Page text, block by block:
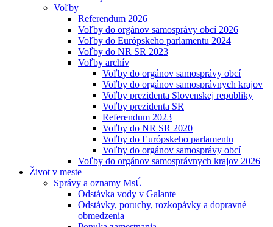
Voľby
Referendum 2026
Voľby do orgánov samosprávy obcí 2026
Voľby do Európskeho parlamentu 2024
Voľby do NR SR 2023
Voľby archív
Voľby do orgánov samosprávy obcí
Voľby do orgánov samosprávnych krajov
Voľby prezidenta Slovenskej republiky
Voľby prezidenta SR
Referendum 2023
Voľby do NR SR 2020
Voľby do Európskeho parlamentu
Voľby do orgánov samosprávy obcí
Voľby do orgánov samosprávnych krajov 2026
Život v meste
Správy a oznamy MsÚ
Odstávka vody v Galante
Odstávky, poruchy, rozkopávky a dopravné
obmedzenia